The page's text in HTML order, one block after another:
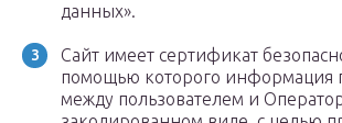
данных».
Сайт имеет сертификат
помощью которого информация
между пользователем и